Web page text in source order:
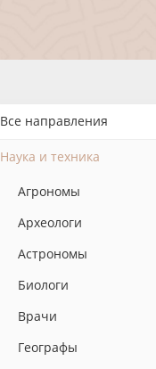
Все направления
Наука и техника
Агрономы
Археологи
Астрономы
Биологи
Врачи
Географы